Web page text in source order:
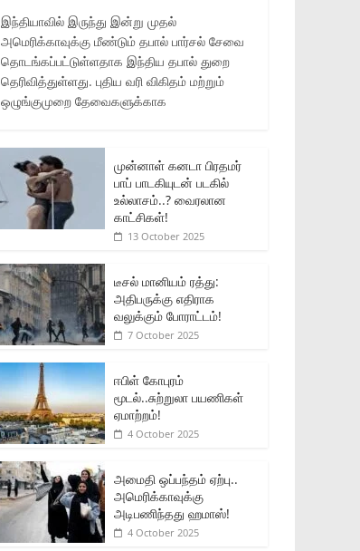
இந்தியாவில் இருந்து இன்று முதல்
அமெரிக்காவுக்கு மீண்டும் தபால் பார்சல் சேவை
தொடங்கப்பட்டுள்ளதாக இந்திய தபால் துறை
தெரிவித்துள்ளது. புதிய வரி விகிதம் மற்றும்
ஒழுங்குமுறை தேவைகளுக்காக
முன்னாள் கனடா பிரதமர்
பாப் பாடகியுடன் படகில்
உல்லாசம்..? வைரலான
காட்சிகள்!
13 October 2025
டீசல் மானியம் ரத்து:
அதிபருக்கு எதிராக
வலுக்கும் போராட்டம்!
7 October 2025
ஈபிள் கோபுரம்
மூடல்..சுற்றுலா பயணிகள்
ஏமாற்றம்!
4 October 2025
அமைதி ஒப்பந்தம் ஏற்பு..
அமெரிக்காவுக்கு
அடிபணிந்தது ஹமாஸ்!
4 October 2025